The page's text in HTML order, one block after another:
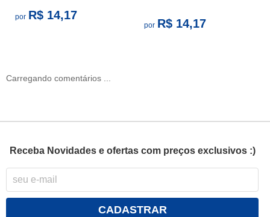
por R$ 14,17
por R$ 14,17
Carregando comentários ...
Receba Novidades e ofertas com preços exclusivos :)
CADASTRAR